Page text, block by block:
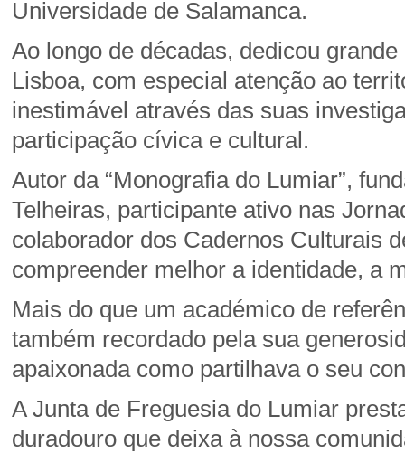
Universidade de Salamanca.
Ao longo de décadas, dedicou
Lisboa, com especial atenção ao
inestimável através das suas
participação cívica e cultural.
Autor da “Monografia do Lumiar”,
Telheiras, participante ativo nas
colaborador dos Cadernos Culturais
compreender melhor a identidade, a
Mais do que um académico de
também recordado pela sua
apaixonada como partilhava o seu
A Junta de Freguesia do Lumiar
duradouro que deixa à nossa